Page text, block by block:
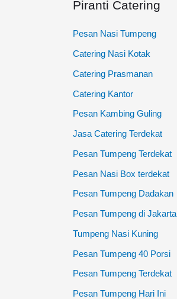
Piranti Catering
Pesan Nasi Tumpeng
Catering Nasi Kotak
Catering Prasmanan
Catering Kantor
Pesan Kambing Guling
Jasa Catering Terdekat
Pesan Tumpeng Terdekat
Pesan Nasi Box terdekat
Pesan Tumpeng Dadakan
Pesan Tumpeng di Jakarta
Tumpeng Nasi Kuning
Pesan Tumpeng 40 Porsi
Pesan Tumpeng Terdekat
Pesan Tumpeng Hari Ini